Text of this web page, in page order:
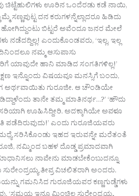
ಚಿಟ್ಟೆಹುಲಿಗಳು ಊರಿನ ಒಂದೆರಡು ಕಡೆ ನಾಯಿ,
ಸಣ್ಣಪುಟ್ಟ ದನ ಕರುಗಳನ್ನೆಲ್ಲಾದರೂ ಹಿಡಿದು
ಬಿಟ್ಟರೆ ಅವೆಂದೂ ಜನರ ಮೇಲೆ
ಎಂದುಕೊಂಡವರು, ‘ಇಲ್ಲ, ಇಲ್ಲ
ನಮ್ಮ ಆಸುಪಾಸು
ಯಾವುದೇ ಹಾನಿ ಮಾಡಿದ ಸಂಗತಿಗಳಿಲ್ಲ!’
ಇನ್ನೊಂದು ವಿಷಯವೂ ಮನಸ್ಸಿಗೆ ಬಂದು,
ಅರ್ಥವಾಯಿತು ಗುರೂಜೀ. ಆ ಚೌಂಡಿಯೇ
ತಾನೇ ತಮ್ಮ ಮಾತಿನರ್ಥ…?’ ‘ಹೌದು
ಸರಿಯಾಗಿ ಊಹಿಸಿದ್ದೀರಿ. ಅದಕ್ಕಾಗಿಯೇ ಅವಳೂ
ಪಡೆದಿರುವುದು!’ ಎಂದು ಗುರೂಜಿಯವರು
ಸರಿಸಿಕೊಂಡು ಇಹದ ಇರುವನ್ನೇ ಮರೆತಂತೆ
ನಮ್ಮಿಂದ ಬಹಳ ದೊಡ್ಡ ಪ್ರಮಾದವಾಗಿ
ನಾವೇನು ಮಾಡಬೇಕೆಂಬುದನ್ನೂ
ಸುರೇಂದ್ರಯ್ಯ ತೀವ್ರ ವಿಚಲಿತರಾಗಿ ಅಂದರು.
ಗಮನಿಸಿದ ಗುರೂಜಿಯವರ ಕಣ್ಣಗುಡ್ಡೆಗಳು